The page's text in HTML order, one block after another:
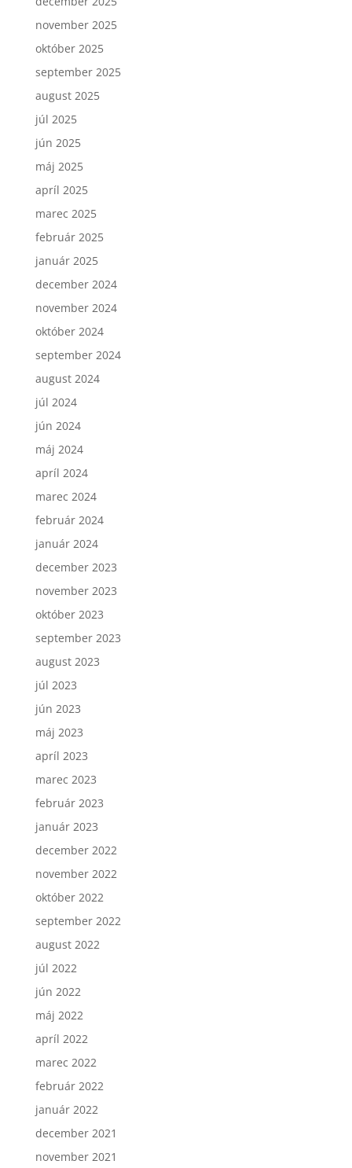
november 2025
október 2025
september 2025
august 2025
júl 2025
jún 2025
máj 2025
apríl 2025
marec 2025
február 2025
január 2025
december 2024
november 2024
október 2024
september 2024
august 2024
júl 2024
jún 2024
máj 2024
apríl 2024
marec 2024
február 2024
január 2024
december 2023
november 2023
október 2023
september 2023
august 2023
júl 2023
jún 2023
máj 2023
apríl 2023
marec 2023
február 2023
január 2023
december 2022
november 2022
október 2022
september 2022
august 2022
júl 2022
jún 2022
máj 2022
apríl 2022
marec 2022
február 2022
január 2022
december 2021
november 2021